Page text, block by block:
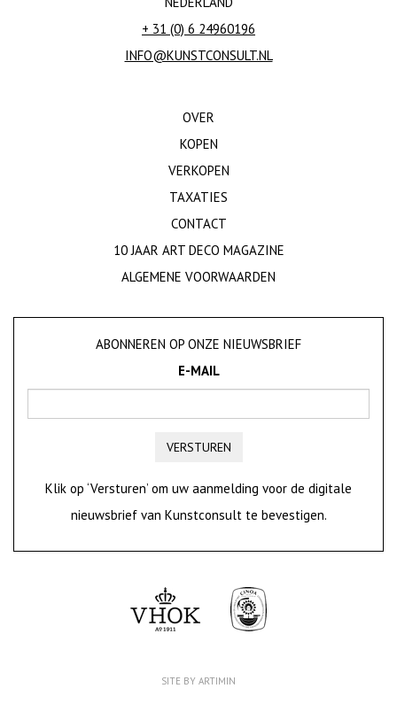
+ 31 (0) 6 24960196
INFO@KUNSTCONSULT.NL
OVER
KOPEN
VERKOPEN
TAXATIES
CONTACT
10 JAAR ART DECO MAGAZINE
ALGEMENE VOORWAARDEN
ABONNEREN OP ONZE NIEUWSBRIEF
E-MAIL
VERSTUREN
Klik op ‘Versturen’ om uw aanmelding voor de digitale
nieuwsbrief van Kunstconsult te bevestigen.
SITE BY ARTIMIN